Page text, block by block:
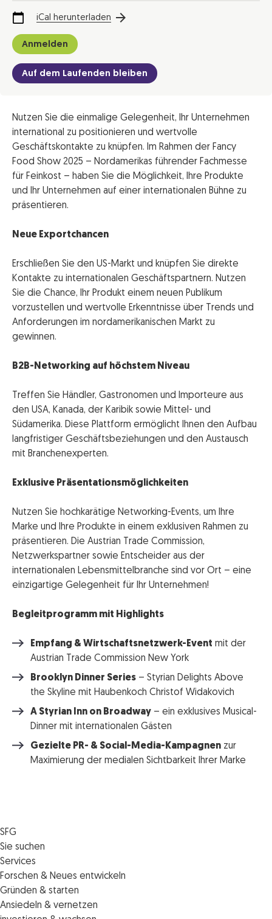
iCal herunterladen
Anmelden
Auf dem Laufenden bleiben
Nutzen Sie die einmalige Gelegenheit, Ihr Unternehmen
international zu positionieren und wertvolle
Geschäftskontakte zu knüpfen. Im Rahmen der Fancy
Food Show 2025 – Nordamerikas führender Fachmesse
für Feinkost – haben Sie die Möglichkeit, Ihre Produkte
und Ihr Unternehmen auf einer internationalen Bühne zu
präsentieren.
Neue Exportchancen
Erschließen Sie den US-Markt und knüpfen Sie direkte
Kontakte zu internationalen Geschäftspartnern. Nutzen
Sie die Chance, Ihr Produkt einem neuen Publikum
vorzustellen und wertvolle Erkenntnisse über Trends und
Anforderungen im nordamerikanischen Markt zu
gewinnen.
B2B-Networking auf höchstem Niveau
Treffen Sie Händler, Gastronomen und Importeure aus
den USA, Kanada, der Karibik sowie Mittel- und
Südamerika. Diese Plattform ermöglicht Ihnen den Aufbau
langfristiger Geschäftsbeziehungen und den Austausch
mit Branchenexperten.
Exklusive Präsentationsmöglichkeiten
Nutzen Sie hochkarätige Networking-Events, um Ihre
Marke und Ihre Produkte in einem exklusiven Rahmen zu
präsentieren. Die Austrian Trade Commission,
Netzwerkspartner sowie Entscheider aus der
internationalen Lebensmittelbranche sind vor Ort – eine
einzigartige Gelegenheit für Ihr Unternehmen!
Begleitprogramm mit Highlights
Empfang & Wirtschaftsnetzwerk-Event mit der
Austrian Trade Commission New York
Brooklyn Dinner Series – Styrian Delights Above
the Skyline mit Haubenkoch Christof Widakovich
A Styrian Inn on Broadway – ein exklusives Musical-
Dinner mit internationalen Gästen
Gezielte PR- & Social-Media-Kampagnen zur
Maximierung der medialen Sichtbarkeit Ihrer Marke
SFG
Die SFG
Jobs
Medienservice
Informiert bleiben
Kontakt
Sie suchen
Förderungen
Finanzierungen
Standortentwicklung
Persönliche Beratung
Services
Veranstaltungen
News
IMPULS.ST
Forschen & Neues entwickeln
Standortcoaching
Terminbuchung Standortcoaching
Gründen & starten
Startupmark
Ansiedeln & vernetzen